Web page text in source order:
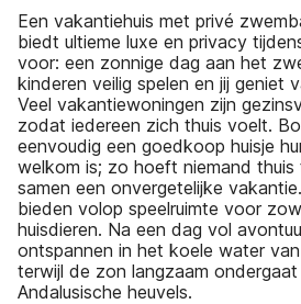
Een vakantiehuis met privé
biedt ultieme luxe en privacy
voor: een zonnige dag aan het
kinderen veilig spelen en jij geniet
Veel vakantiewoningen zijn
zodat iedereen zich thuis voelt.
eenvoudig een goedkoop huisje
welkom is; zo hoeft niemand
samen een onvergetelijke
bieden volop speelruimte voor
huisdieren. Na een dag vol
ontspannen in het koele water
terwijl de zon langzaam
Andalusische heuvels.